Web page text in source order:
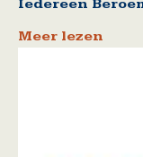
Iedereen
Meer lezen